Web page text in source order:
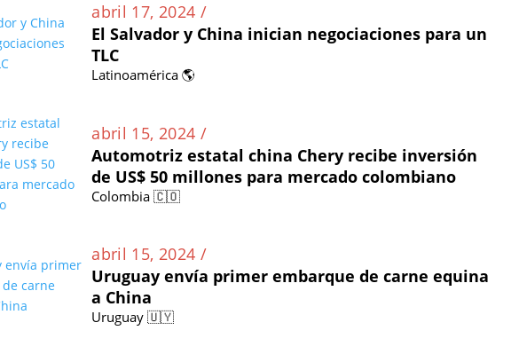
abril 17, 2024 /
El Salvador y China inician negociaciones para un
TLC
Latinoamérica 🌎
abril 15, 2024 /
Automotriz estatal china Chery recibe inversión
de US$ 50 millones para mercado colombiano
Colombia 🇨🇴
abril 15, 2024 /
Uruguay envía primer embarque de carne equina
a China
Uruguay 🇺🇾